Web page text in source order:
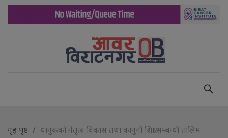
गृह पृष्ट धानुकको नेतृत्व विकास तथा कानुनी शिक्षा सम्बन्धी तालिम